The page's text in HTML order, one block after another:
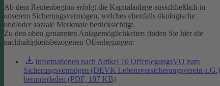
Ab dem Rentenbeginn erfolgt die Kapitalanlage ausschließlich in
unserem Sicherungsvermögen, welches ebenfalls ökologische
und/oder soziale Merkmale berücksichtigt.
Zu den oben genannten Anlagemöglichkeiten finden Sie hier die
nachhaltigkeitsbezogenen Offenlegungen:
Informationen nach Artikel 10 OffenlegungsVO zum
Sicherungsvermögen (DEVK Lebensversicherungsverein a.G.)
herunterladen (PDF, 187 KB)